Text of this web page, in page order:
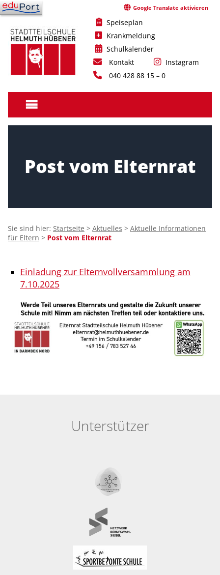
Skip
to
content
Helmuth
Hübener
Google Translate aktivieren
Speiseplan
Krankmeldung
Schulkalender
Kontakt
Instagram
040 428 88 15 – 0
Post vom Elternrat
Sie sind hier: Startseite > Aktuelles > Aktuelle Informationen
für Eltern > Post vom Elternrat
Einladung zur Elternvollversammlung am
7.10.2025
Unterstützer